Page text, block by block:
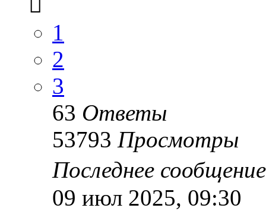
1
2
3
63 Ответы
53793 Просмотры
Последнее
09 июл 2025, 09:30